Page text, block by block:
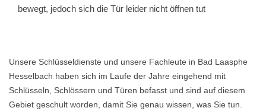
bewegt, jedoch sich die Tür leider nicht öffnen tut
Unsere Schlüsseldienste und unsere Fachleute in Bad Laasphe
Hesselbach haben sich im Laufe der Jahre eingehend mit
Schlüsseln, Schlössern und Türen befasst und sind auf diesem
Gebiet geschult worden, damit Sie genau wissen, was Sie tun.